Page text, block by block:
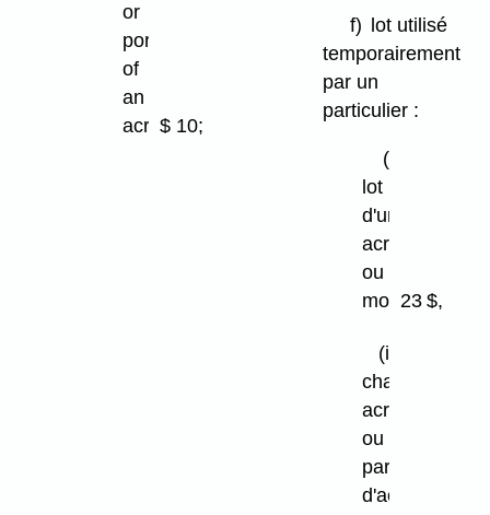
or
portion
of
an
acre$ 10;
f)
lot utilisé
temporairement
par un
particulier :
(i)
lot
d'un
acre
ou
moins23 $,
(ii)
chaque
acre
ou
partie
d'acre